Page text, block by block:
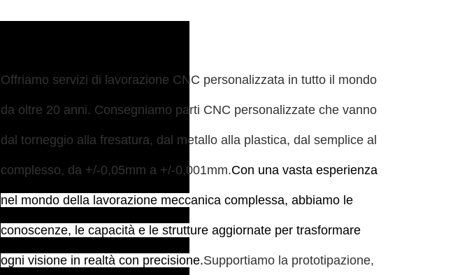
Offriamo servizi di lavorazione CNC personalizzata in tutto il mondo
da oltre 20 anni. Consegniamo parti CNC personalizzate che vanno
dal torneggio alla fresatura, dal metallo alla plastica, dal semplice al
complesso, da +/-0,05mm a +/-0,001mm.Con una vasta esperienza
nel mondo della lavorazione meccanica complessa, abbiamo le
conoscenze, le capacità e le strutture aggiornate per trasformare
ogni visione in realtà con precisione.Supportiamo la prototipazione,